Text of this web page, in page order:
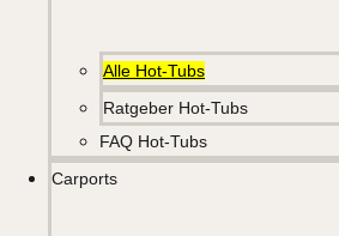
Alle Hot-Tubs
Ratgeber Hot-Tubs
FAQ Hot-Tubs
Carports